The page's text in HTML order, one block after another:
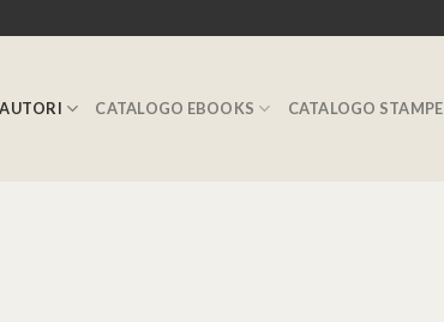
AUTORI CATALOGO EBOOKS CATALOGO STAMPE